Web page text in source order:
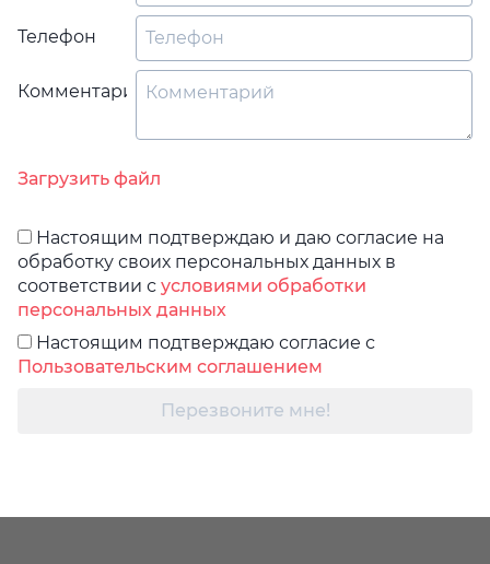
Телефон
Комментарий
Загрузить файл
Настоящим подтверждаю и даю согласие на
обработку своих персональных данных в
соответствии с условиями обработки
персональных данных
Настоящим подтверждаю согласие с
Пользовательским соглашением
Перезвоните мне!